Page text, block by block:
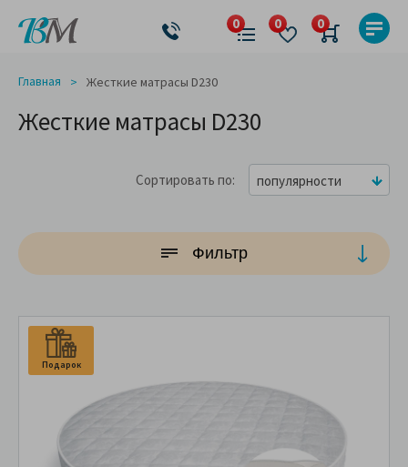
Главная Жесткие матрасы D230
Жесткие матрасы D230
Сортировать по популярности
Фильтр
Подарок